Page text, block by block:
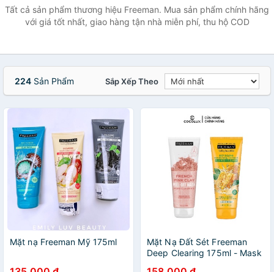
Tất cả sản phẩm thương hiệu Freeman. Mua sản phẩm chính hãng
với giá tốt nhất, giao hàng tận nhà miễn phí, thu hộ COD
224 Sản Phẩm Sắp Xếp Theo
Mặt nạ Freeman Mỹ 175ml
Mặt Nạ Đất Sét Freeman
Deep Clearing 175ml - Mask